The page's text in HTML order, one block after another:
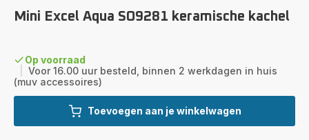
Mini Excel Aqua SO9281 keramische kachel
Op voorraad
Voor 16.00 uur besteld, binnen 2 werkdagen in huis
(muv accessoires)
Toevoegen aan je winkelwagen